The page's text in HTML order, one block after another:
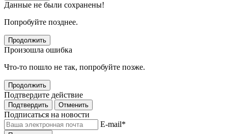
Данные не были сохранены!
Попробуйте позднее.
Продолжить
Произошла ошибка
Что-то пошло не так, попробуйте позже.
Продолжить
Подтвердите действие
Подтвердить Отменить
Подписаться на новости
E-mail*